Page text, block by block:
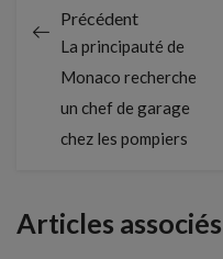
Précédent
La principauté de
Monaco recherche
un chef de garage
chez les pompiers
Articles associés